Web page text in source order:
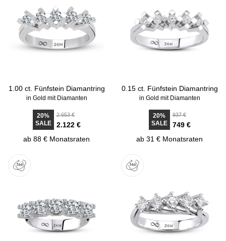
1.00 ct. Fünfstein Diamantring
in Gold mit Diamanten
20%
SALE
2.653 €
2.122 €
ab 88 € Monatsraten
0.15 ct. Fünfstein Diamantring
in Gold mit Diamanten
20%
SALE
937 €
749 €
ab 31 € Monatsraten